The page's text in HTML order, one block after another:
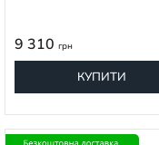
9 310 грн
КУПИТИ